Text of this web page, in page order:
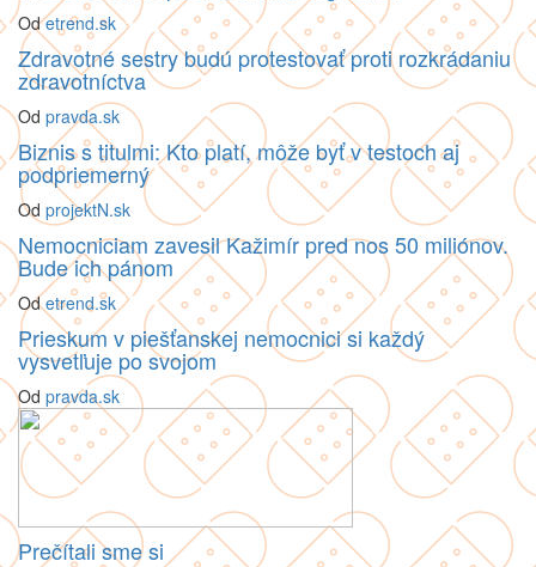
Odetrend.sk
Zdravotné sestry budú protestovať proti rozkrádaniu
zdravotníctva
Od pravda.sk
Biznis s titulmi: Kto platí, môže byť v testoch aj
podpriemerný
Od projektN.sk
Nemocniciam zavesil Kažimír pred nos 50 miliónov.
Bude ich pánom
Odetrend.sk
Prieskum v piešťanskej nemocnici si každý
vysvetľuje po svojom
Od pravda.sk
Prečítali sme si